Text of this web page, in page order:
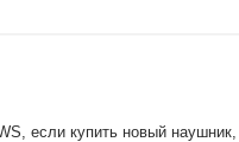
если купить новый